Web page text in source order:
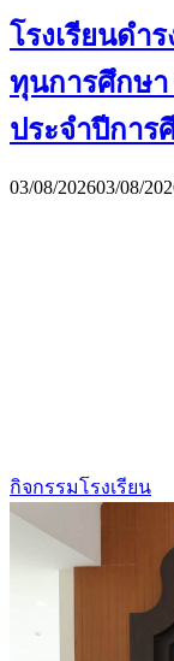
โรงเรียนดำ
ทุนการศึกษา
ประจำปีการ
03/08/202603/08/
กิจกรรมโรงเรียน